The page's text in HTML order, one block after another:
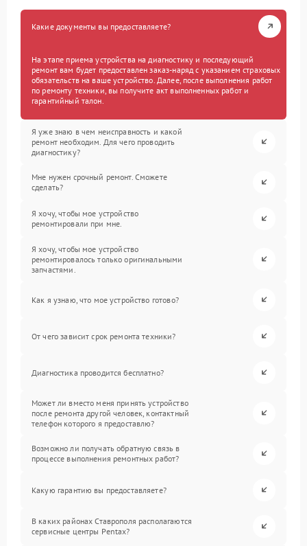
Какие документы вы предоставляете?
На этапе приема устройства на диагностику и последующий
ремонт вам будет предоставлен заказ-наряд с указанием страховых
обязательств на ваше устройство. Далее, после выполнения работ
по ремонту техники, вы получите акт выполненных работ и
гарантийный талон.
Я уже знаю в чем неисправность и какой
ремонт необходим. Для чего проводить
диагностику?
Мне нужен срочный ремонт. Сможете
сделать?
Я хочу, чтобы мое устройство
ремонтировали при мне.
Я хочу, чтобы мое устройство
ремонтировалось только оригинальными
запчастями.
Как я узнаю, что мое устройство готово?
От чего зависит срок ремонта техники?
Диагностика проводится бесплатно?
Может ли вместо меня принять устройство
после ремонта другой человек, контактный
телефон которого я предоставлю?
Возможно ли получать обратную связь в
процессе выполнения ремонтных работ?
Какую гарантию вы предоставляете?
В каких районах Ставрополя располагаются
сервисные центры Pentax?